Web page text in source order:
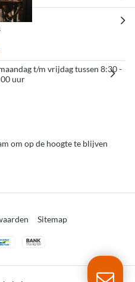
t/m vrijdag tussen 8:30 -
uur
om op de hoogte te blijven
Sitemap